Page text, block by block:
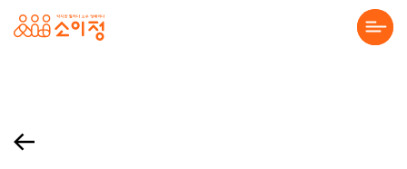
홈페이지 제작·반응형홈페이지제작 전문 소이정 | 수원 홈페이지 제작업체, 모바
. 목록보기 Prev Next 프로젝트 의뢰를 맡기고 싶으세요? 프로젝트의 세부 내용을 알려주시면, 검토 후 견적서를 보내드리겠습니다. 전하고 싶은 말이 있나요? 프로
Solution